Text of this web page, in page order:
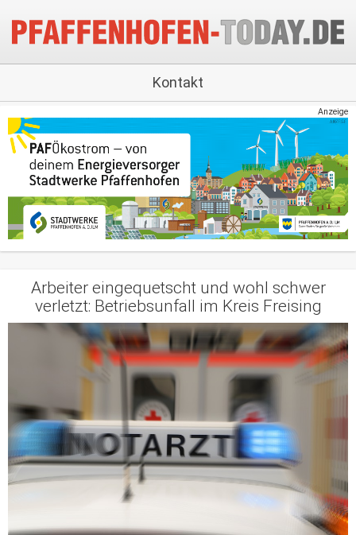
Kontakt
Anzeige
Arbeiter eingequetscht und wohl schwer
verletzt: Betriebsunfall im Kreis Freising